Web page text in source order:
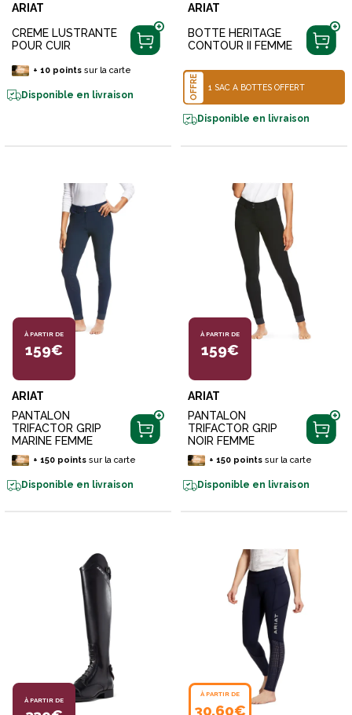
ARIAT
CREME LUSTRANTE
POUR CUIR
+ 10pointssur la carte
Disponible en livraison
ARIAT
BOTTE HERITAGE
CONTOUR II FEMME
OFFRE 1 SAC À BOTTES OFFERT
Disponible en livraison
À PARTIR DE
159€
ARIAT
PANTALON
TRIFACTOR GRIP
MARINE FEMME
+ 150pointssur la carte
Disponible en livraison
À PARTIR DE
159€
ARIAT
PANTALON
TRIFACTOR GRIP
NOIR FEMME
+ 150pointssur la carte
Disponible en livraison
À PARTIR DE
À PARTIR DE
30,60€